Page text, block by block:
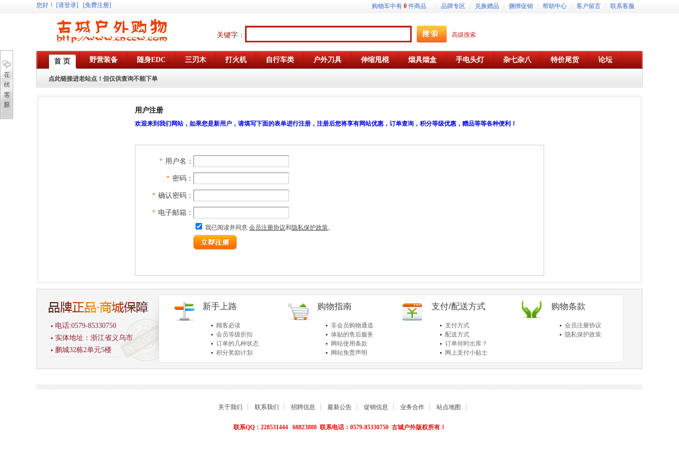
您好 ！ [请登录] [免费注册] 购物车中有 0 件商品 品牌专区 兑换赠品 捆绑促销 帮助中心 客户留言 联系客服
关键字： 高级搜索
首 页 野营装备 随身EDC 三刃木 打火机 自行车类 户外刀具 伸缩甩棍 烟具烟盒 手电头灯 杂七杂八 特价尾货 论坛
点此链接进老站点！但仅供查询不能下单
用户注册
欢迎来到我们网站，如果您是新用户，请填写下面的表单进行注册，注册后您将享有网站优惠，订单查询，积分等级优惠，赠品等等各种便利！
* 用户名：
* 密码：
* 确认密码：
* 电子邮箱：
我已阅读并同意 会员注册协议和隐私保护政策。
电话:0579-85330750
实体地址：浙江省义乌市
鹏城32栋2单元5楼
新手上路
顾客必读
会员等级折扣
订单的几种状态
积分奖励计划
商品退货保障
购物指南
非会员购物通道
体贴的售后服务
网站使用条款
网站免责声明
简单的购物流程
支付/配送方式
支付方式
配送方式
订单何时出库？
网上支付小贴士
关于送货和验货
购物条款
会员注册协议
隐私保护政策
关于我们 联系我们 招聘信息 最新公告 促销信息 业务合作 站点地图
联系QQ：228531444 68823888 联系电话：0579-85330750 古城户外版权所有！